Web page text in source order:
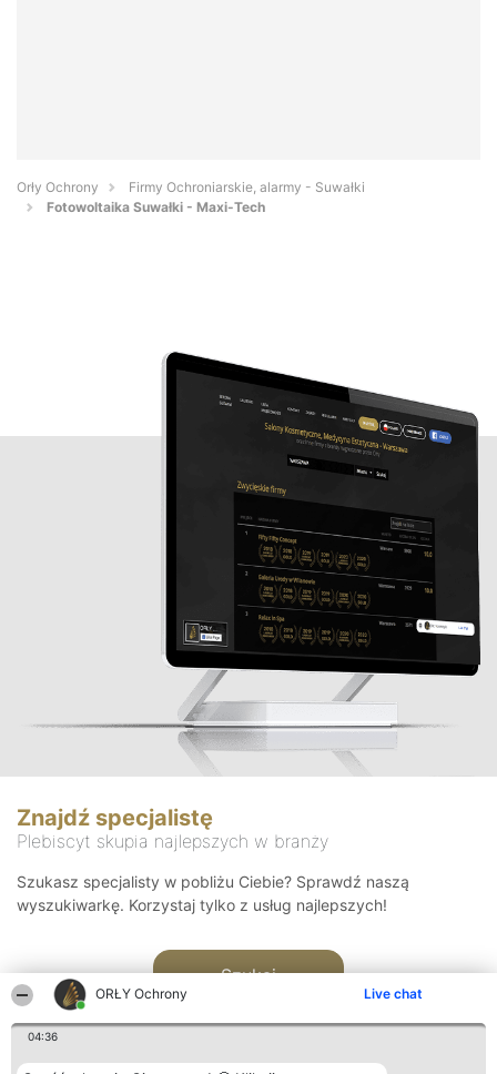
ORŁY Ochrony Live chat
04:36
Orły Ochrony
Firmy Ochroniarskie, alarmy - Suwałki
Fotowoltaika Suwałki - Maxi-Tech
Znajdź specjalistę
Plebiscyt skupia najlepszych w branży
Szukasz specjalisty w pobliżu Ciebie? Sprawdź naszą
wyszukiwarkę. Korzystaj tylko z usług najlepszych!
Szukaj